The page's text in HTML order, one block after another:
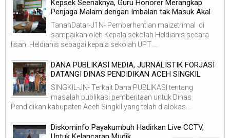
Kepsek Seenaknya, Guru Honorer Merangkap
Penjaga Malam dengan Imbalan tak Masuk Akal
TanahDatar-J1N- Pemberhentian maizetrimal di
sampaikan oleh Kepala sekolah Heldianis secara
lisan. Heldianis sebagai kepala sekolah UPT ...
DANA PUBLIKASI MEDIA, JURNALISTIK FORJASI
DATANGI DINAS PENDIDIKAN ACEH SINGKIL
SINGKIL-JN- Terkait Dana PUBLIKASI tentang
masalah publikasi pemberitaan untuk Dinas
Pendidikan kabupaten Aceh Singkil yang telah dialokas...
Diskominfo Payakumbuh Hadirkan Live CCTV,